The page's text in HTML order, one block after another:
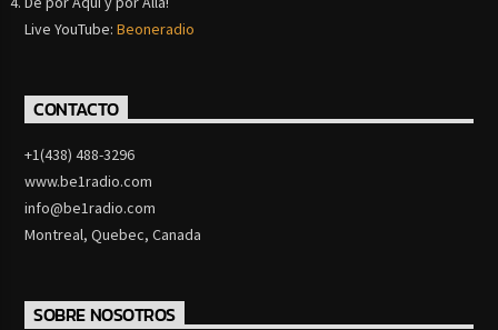
Live YouTube:Beoneradio
CONTACTO
+1(438) 488-3296
www.be1radio.com
info@be1radio.com
Montreal, Quebec, Canada
SOBRE NOSOTROS